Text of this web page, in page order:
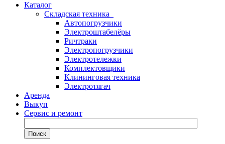
Каталог
Складская техника
Автопогрузчики
Электроштабелёры
Ричтраки
Электропогрузчики
Электротележки
Комплектовщики
Клининговая техника
Электротягач
Аренда
Выкуп
Сервис и ремонт
Поиск